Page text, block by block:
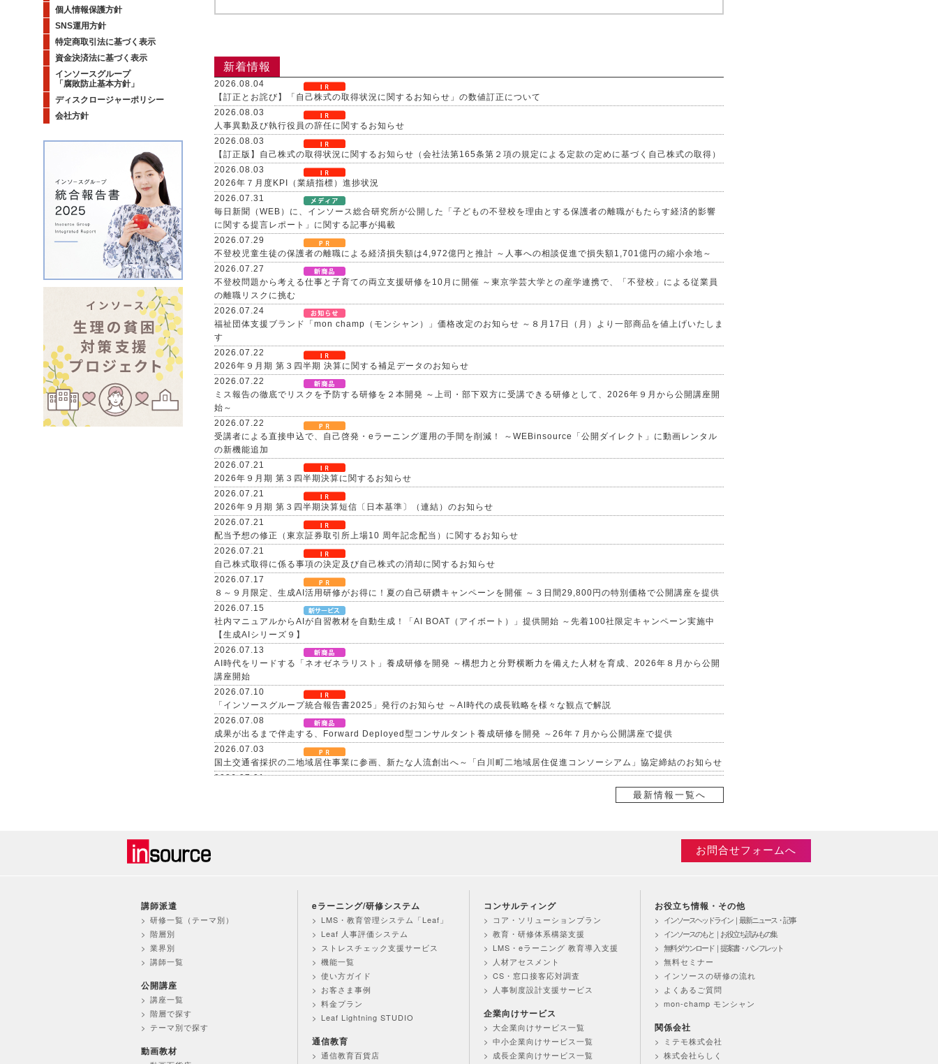
新着情報
2026.08.04
【訂正とお詫び】「自己株式の取得状況に関するお知らせ」の数値訂正について
2026.08.03
人事異動及び執行役員の辞任に関するお知らせ
2026.08.03
【訂正版】自己株式の取得状況に関するお知らせ（会社法第165条第２項の規定による定款の定めに基づく自己株式の取得）
2026.08.03
2026年７月度KPI（業績指標）進捗状況
2026.07.31
毎日新聞（WEB）に、インソース総合研究所が公開した「子どもの不登校を理由とする保護者の離職がもたらす経済的影響
に関する提言レポート」に関する記事が掲載
2026.07.29
不登校児童生徒の保護者の離職による経済損失額は4,972億円と推計 ～人事への相談促進で損失額1,701億円の縮小余地～
2026.07.27
不登校問題から考える仕事と子育ての両立支援研修を10月に開催 ～東京学芸大学との産学連携で、「不登校」による従業員
の離職リスクに挑む
2026.07.24
福祉団体支援ブランド「mon champ（モンシャン）」価格改定のお知らせ ～８月17日（月）より一部商品を値上げいたしま
す
2026.07.22
2026年９月期 第３四半期 決算に関する補足データのお知らせ
2026.07.22
ミス報告の徹底でリスクを予防する研修を２本開発 ～上司・部下双方に受講できる研修として、2026年９月から公開講座開
始～
2026.07.22
受講者による直接申込で、自己啓発・eラーニング運用の手間を削減！ ～WEBinsource「公開ダイレクト」に動画レンタル
の新機能追加
2026.07.21
2026年９月期 第３四半期決算に関するお知らせ
2026.07.21
2026年９月期 第３四半期決算短信〔日本基準〕（連結）のお知らせ
2026.07.21
配当予想の修正（東京証券取引所上場10 周年記念配当）に関するお知らせ
2026.07.21
自己株式取得に係る事項の決定及び自己株式の消却に関するお知らせ
2026.07.17
８～９月限定、生成AI活用研修がお得に！夏の自己研鑽キャンペーンを開催 ～３日間29,800円の特別価格で公開講座を提供
2026.07.15
社内マニュアルからAIが自習教材を自動生成！「AI BOAT（アイボート）」提供開始 ～先着100社限定キャンペーン実施中
【生成AIシリーズ９】
2026.07.13
AI時代をリードする「ネオゼネラリスト」養成研修を開発 ～構想力と分野横断力を備えた人材を育成、2026年８月から公開
講座開始
2026.07.10
「インソースグループ統合報告書2025」発行のお知らせ ～AI時代の成長戦略を様々な観点で解説
2026.07.08
成果が出るまで伴走する、Forward Deployed型コンサルタント養成研修を開発 ～26年７月から公開講座で提供
2026.07.03
国土交通省採択の二地域居住事業に参画、新たな人流創出へ～「白川町二地域居住促進コンソーシアム」協定締結のお知らせ
2026.07.01
生成AI活用が進まない理由とは？無料セミナーを６月22日に開催 ～問題意識調査結果から、日本企業における課題を読み解
＜第３弾＞「AI活用を１億人に」交通広告を６月より大幅拡大 ～東名阪エリアの主要路線にて、教育による業務へのAI活用
支援を力強く訴求
組織変更及び人事異動に関するお知らせ
2026年５月度KPI（業績指標）進捗状況
公開講座セットプラン「上司部下ペアプラン」を26年５月より提供開始 ～同一テーマの同時受講で、実践につながる共通言
「治療と仕事の両立支援」をテーマに新たに研修を３本開発 ～管理職向け体制づくり、支援担当者向け面談スキルなど、６
最新情報一覧へ
個人情報保護方針
SNS運用方針
特定商取引法に基づく表示
資金決済法に基づく表示
インソースグループ
「腐敗防止基本方針」
ディスクロージャーポリシー
会社方針
お問合せフォームへ
講師派遣
研修一覧（テーマ別）
階層別
業界別
講師一覧
公開講座
講座一覧
階層で探す
テーマ別で探す
動画教材
eラーニング/研修システム
LMS・教育管理システム「Leaf」
Leaf 人事評価システム
ストレスチェック支援サービス
機能一覧
使い方ガイド
お客さま事例
料金プラン
Leaf Lightning STUDIO
通信教育
通信教育百貨店
コンサルティング
コア・ソリューションプラン
教育・研修体系構築支援
LMS・eラーニング 教育導入支援
人材アセスメント
CS・窓口接客応対調査
人事制度設計支援サービス
企業向けサービス
大企業向けサービス一覧
中小企業向けサービス一覧
成長企業向けサービス一覧
お役立ち情報・その他
インソースヘッドライン｜最新ニュース・記事
インソースのもと｜お役立ち読みもの集
無料ダウンロード｜提案書・パンフレット
無料セミナー
インソースの研修の流れ
よくあるご質問
mon-champ モンシャン
関係会社
ミテモ株式会社
株式会社らしく